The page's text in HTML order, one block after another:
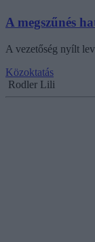
A megszűnés
A vezetőség nyílt
Közoktatás
Rodler Lili